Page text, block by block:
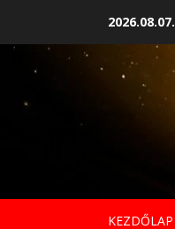
content
2026.08.07.
KEZDŐLAP